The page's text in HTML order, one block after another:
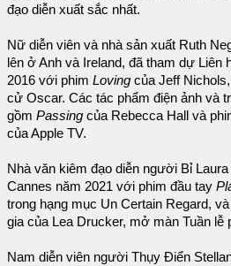
đạo diễn xuất sắc nhất.
Nữ diễn viên và nhà sản xuất Ruth
lên ở Anh và Ireland, đã tham dự Liên
2016 với phim Loving của Jeff
cử Oscar. Các tác phẩm điện ảnh và
gồm Passing của Rebecca Hall và
của Apple TV.
Nhà văn kiêm đạo diễn người Bỉ
Cannes năm 2021 với phim đầu tay
trong hạng mục Un Certain Regard, và
gia của Lea Drucker, mở màn Tuần lễ
Nam diễn viên người Thụy Điển